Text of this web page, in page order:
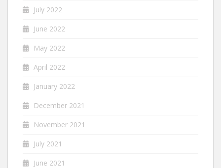
July 2022
June 2022
May 2022
April 2022
January 2022
December 2021
November 2021
July 2021
June 2021